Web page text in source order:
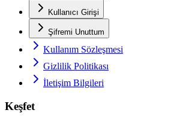
Kullanıcı Girişi
Şifremi Unuttum
Kullanım Sözleşmesi
Gizlilik Politikası
İletişim Bilgileri
Keşfet